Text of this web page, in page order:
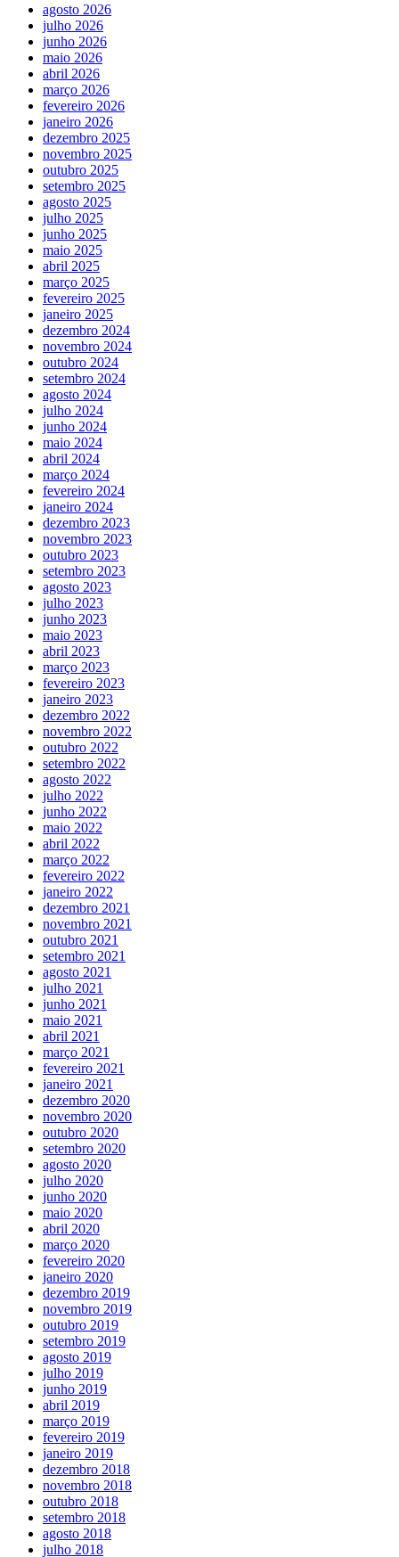
agosto 2026
julho 2026
junho 2026
maio 2026
abril 2026
março 2026
fevereiro 2026
janeiro 2026
dezembro 2025
novembro 2025
outubro 2025
setembro 2025
agosto 2025
julho 2025
junho 2025
maio 2025
abril 2025
março 2025
fevereiro 2025
janeiro 2025
dezembro 2024
novembro 2024
outubro 2024
setembro 2024
agosto 2024
julho 2024
junho 2024
maio 2024
abril 2024
março 2024
fevereiro 2024
janeiro 2024
dezembro 2023
novembro 2023
outubro 2023
setembro 2023
agosto 2023
julho 2023
junho 2023
maio 2023
abril 2023
março 2023
fevereiro 2023
janeiro 2023
dezembro 2022
novembro 2022
outubro 2022
setembro 2022
agosto 2022
julho 2022
junho 2022
maio 2022
abril 2022
março 2022
fevereiro 2022
janeiro 2022
dezembro 2021
novembro 2021
outubro 2021
setembro 2021
agosto 2021
julho 2021
junho 2021
maio 2021
abril 2021
março 2021
fevereiro 2021
janeiro 2021
dezembro 2020
novembro 2020
outubro 2020
setembro 2020
agosto 2020
julho 2020
junho 2020
maio 2020
abril 2020
março 2020
fevereiro 2020
janeiro 2020
dezembro 2019
novembro 2019
outubro 2019
setembro 2019
agosto 2019
julho 2019
junho 2019
abril 2019
março 2019
fevereiro 2019
janeiro 2019
dezembro 2018
novembro 2018
outubro 2018
setembro 2018
agosto 2018
julho 2018